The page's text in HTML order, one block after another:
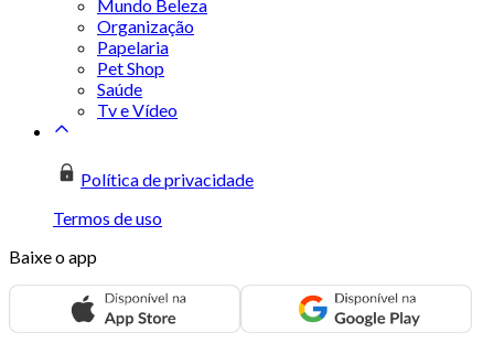
Mundo Beleza
Organização
Papelaria
Pet Shop
Saúde
Tv e Vídeo
Política de privacidade
Termos de uso
Baixe o app